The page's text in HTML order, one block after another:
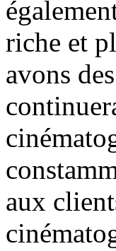
riche et
avons
aux